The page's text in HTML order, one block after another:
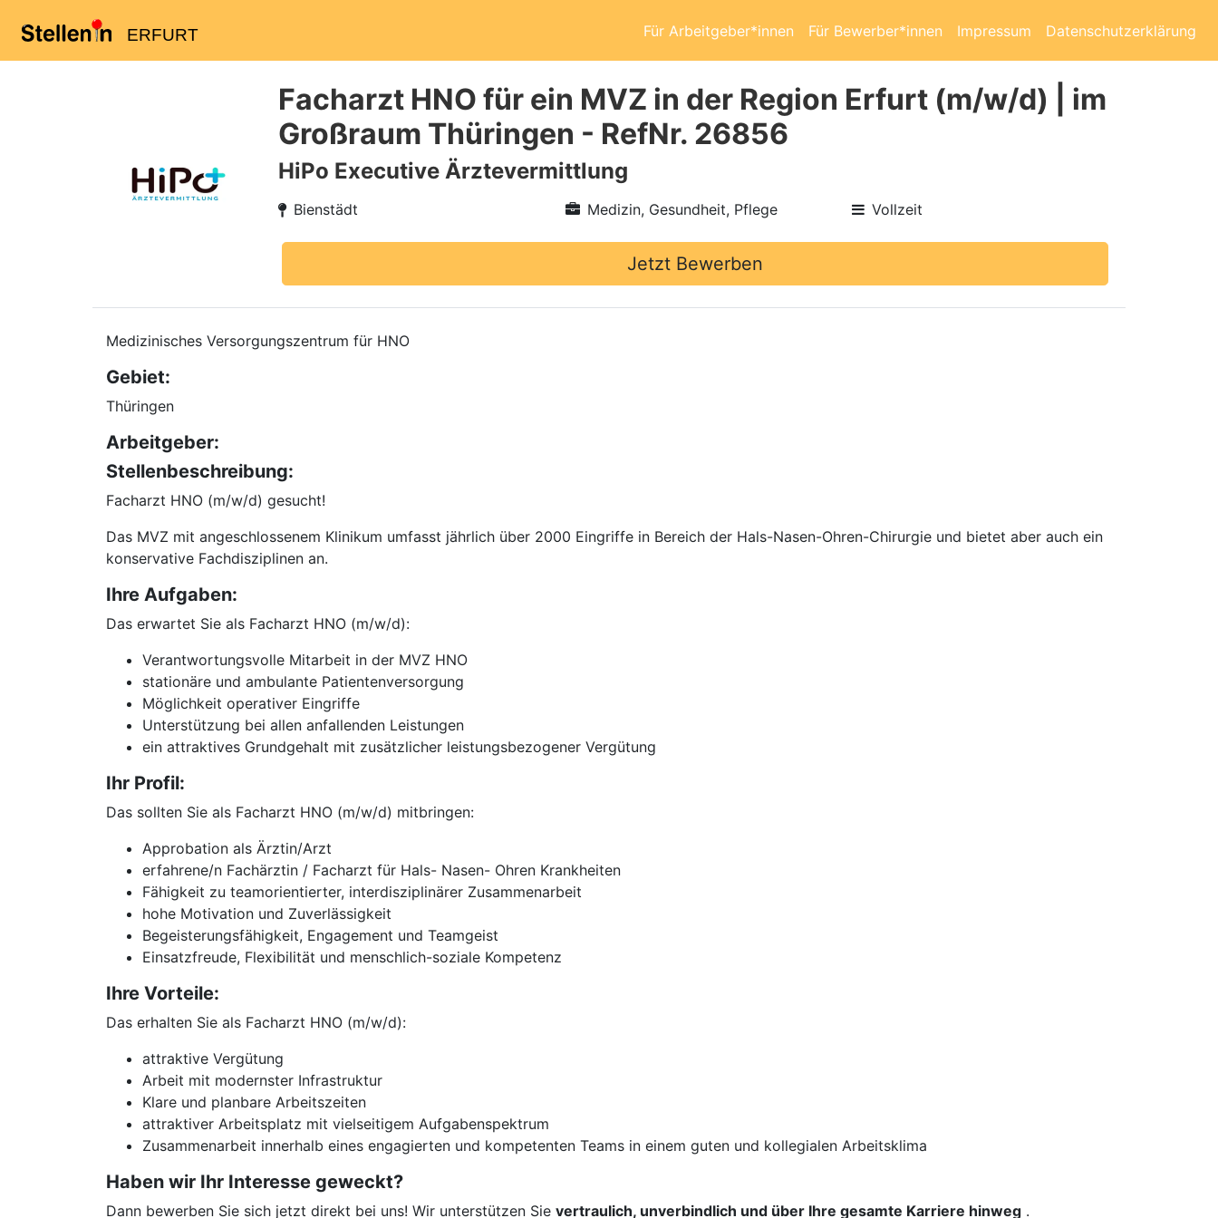
ERFURT Für Arbeitgeber*innen Für Bewerber*innen Impressum Datenschutzerklärung
Facharzt HNO für ein MVZ in der Region Erfurt (m/w/d) | im
Großraum Thüringen - RefNr. 26856
HiPo Executive Ärztevermittlung
Bienstädt Medizin, Gesundheit, Pflege Vollzeit
Jetzt Bewerben
Medizinisches Versorgungszentrum für HNO
Gebiet:
Thüringen
Arbeitgeber:
Stellenbeschreibung:
Facharzt HNO (m/w/d) gesucht!
Das MVZ mit angeschlossenem Klinikum umfasst jährlich über 2000 Eingriffe in Bereich der Hals-Nasen-Ohren-Chirurgie und bietet aber auch ein
konservative Fachdisziplinen an.
Ihre Aufgaben:
Das erwartet Sie als Facharzt HNO (m/w/d):
Verantwortungsvolle Mitarbeit in der MVZ HNO
stationäre und ambulante Patientenversorgung
Möglichkeit operativer Eingriffe
Unterstützung bei allen anfallenden Leistungen
ein attraktives Grundgehalt mit zusätzlicher leistungsbezogener Vergütung
Ihr Profil:
Das sollten Sie als Facharzt HNO (m/w/d) mitbringen:
Approbation als Ärztin/Arzt
erfahrene/n Fachärztin / Facharzt für Hals- Nasen- Ohren Krankheiten
Fähigkeit zu teamorientierter, interdisziplinärer Zusammenarbeit
hohe Motivation und Zuverlässigkeit
Begeisterungsfähigkeit, Engagement und Teamgeist
Einsatzfreude, Flexibilität und menschlich-soziale Kompetenz
Ihre Vorteile:
Das erhalten Sie als Facharzt HNO (m/w/d):
attraktive Vergütung
Arbeit mit modernster Infrastruktur
Klare und planbare Arbeitszeiten
attraktiver Arbeitsplatz mit vielseitigem Aufgabenspektrum
Zusammenarbeit innerhalb eines engagierten und kompetenten Teams in einem guten und kollegialen Arbeitsklima
Haben wir Ihr Interesse geweckt?
Dann bewerben Sie sich jetzt direkt bei uns! Wir unterstützen Sie vertraulich, unverbindlich und über Ihre gesamte Karriere hinweg .